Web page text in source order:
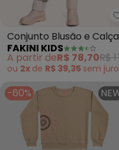
Conjunto Blusão e Calça
(Bege)
FAKINI KIDS
A partir deR$ 78,70R$
ou 2x de R$ 39,35 sem
-60%